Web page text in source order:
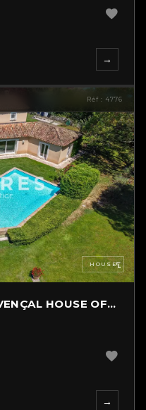
→
Réf : 4776
HOUSE
THE PROVENÇAL – PROVENÇAL HOUSE OF 200M2
→